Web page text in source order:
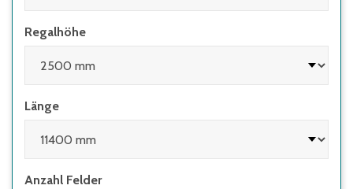
Regalhöhe
Länge
Anzahl Felder